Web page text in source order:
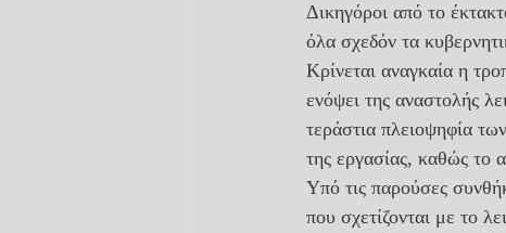
Δικηγόροι από το
όλα σχεδόν τα
Κρίνεται αναγκαία η
ενόψει της αναστολής
τεράστια πλειοψηφία
της εργασίας, καθώς το
Υπό τις παρούσες
που σχετίζονται με το